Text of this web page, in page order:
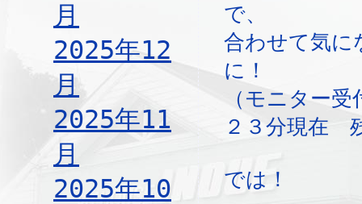
月
2025年12
月
2025年11
月
2025年10
で、
合わせて気に
に！
（モニター
２３分現在
では！